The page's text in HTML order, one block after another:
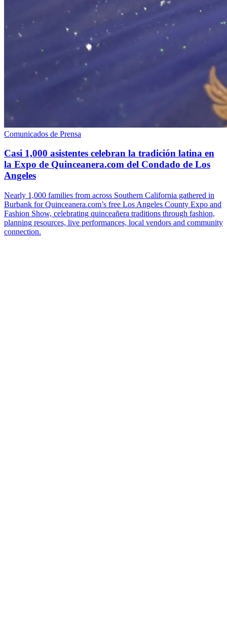
Comunicados de Prensa
Casi 1,000 asistentes celebran la tradición latina en
la Expo de Quinceanera.com del Condado de Los
Angeles
Nearly 1,000 families from across Southern California gathered in
Burbank for Quinceanera.com’s free Los Angeles County Expo and
Fashion Show, celebrating quinceañera traditions through fashion,
planning resources, live performances, local vendors and community
connection.